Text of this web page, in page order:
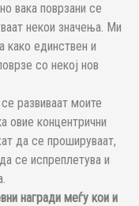
вака поврзани се
некои значења. Ми
како единствен и
со некој нов
развиваат моите
овие концентрични
да се прошируваат,
се испреплетува и
награди меѓу кои и